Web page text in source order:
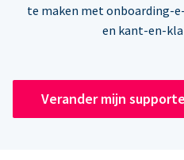
te maken met onboarding-
en kant-en-
Verander mijn